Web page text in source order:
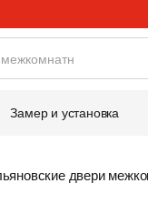
Замер и установка
двери